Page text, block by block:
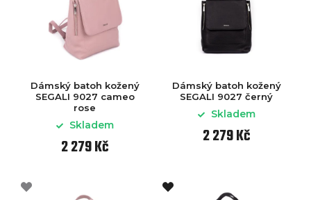
Dámský batoh kožený
SEGALI 9027 cameo
rose
Skladem
2 279 Kč
Dámský batoh kožený
SEGALI 9027 černý
Skladem
2 279 Kč